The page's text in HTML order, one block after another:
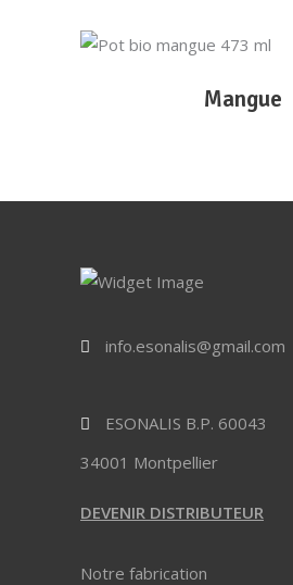
Mangue
info.esonalis@gmail.com
ESONALIS B.P. 60043
34001 Montpellier
DEVENIR DISTRIBUTEUR
Notre fabrication